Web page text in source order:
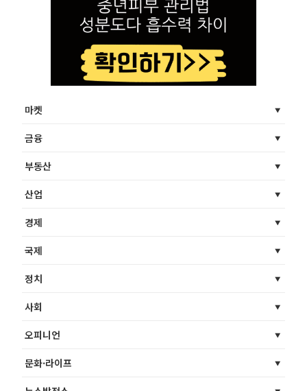
마켓
금융
부동산
산업
경제
국제
정치
사회
오피니언
문화·라이프